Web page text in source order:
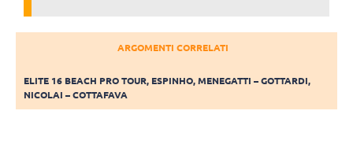
ARGOMENTI CORRELATI
ELITE 16 BEACH PRO TOUR, ESPINHO,MENEGATTI – GOTTARDI,
NICOLAI – COTTAFAVA